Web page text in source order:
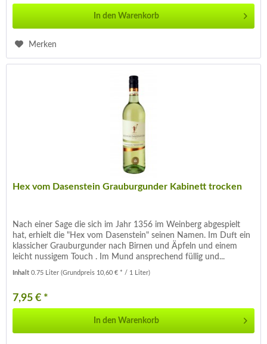
In den Warenkorb
Merken
Hex vom Dasenstein Grauburgunder Kabinett trocken
Nach einer Sage die sich im Jahr 1356 im Weinberg abgespielt
hat, erhielt die "Hex vom Dasenstein" seinen Namen. Im Duft ein
klassicher Grauburgunder nach Birnen und Äpfeln und einem
leicht nussigem Touch . Im Mund ansprechend füllig und...
Inhalt0.75 Liter(Grundpreis 10,60 € * / 1 Liter)
7,95 € *
In den Warenkorb